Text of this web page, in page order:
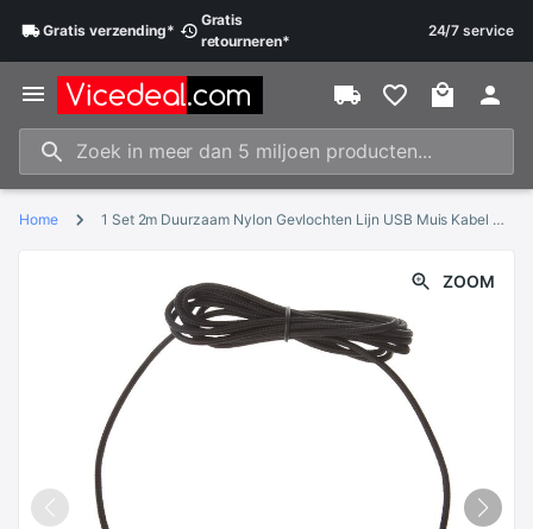
Gratisverzending*
Gratis
retourneren*
24/7 service
Home 1 Set 2m Duurzaam Nylon Gevlochten Lijn USB Muis Kabel Kabel Voor Logitech G9 G9X
ZOOM